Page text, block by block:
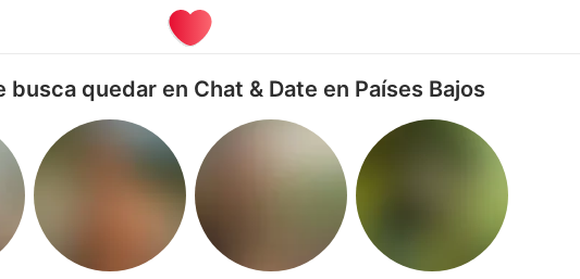
busca quedar en Chat & Date en Países Bajos